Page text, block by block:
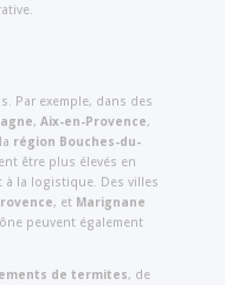
Par exemple, dans des
, Aix-en-Provence,
région Bouches-du-
être plus élevés en
à la logistique. Des villes
, et Marignane
peuvent également
de termites, de